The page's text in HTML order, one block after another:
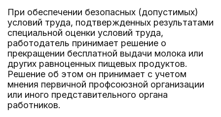
При обеспечении безопасных (допустимых)
условий труда, подтвержденных результатами
специальной оценки условий труда,
работодатель принимает решение о
прекращении бесплатной выдачи молока или
других равноценных пищевых продуктов.
Решение об этом он принимает с учетом
мнения первичной профсоюзной организации
или иного представительного органа
работников.